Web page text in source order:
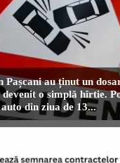
au ținut un
o simplă hîrtie.
din ziua de 13...